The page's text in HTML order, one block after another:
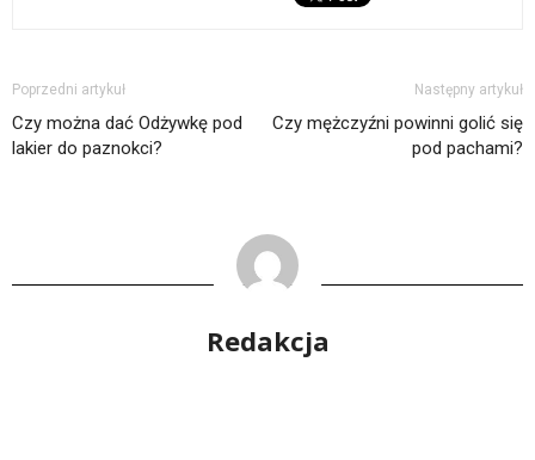
Poprzedni artykuł
Czy można dać Odżywkę pod
lakier do paznokci?
Następny artykuł
Czy mężczyźni powinni golić się
pod pachami?
Redakcja